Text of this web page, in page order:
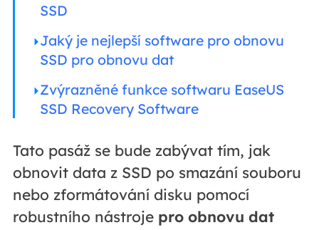
SSD
Jaký je nejlepší software pro obnovu
SSD pro obnovu dat
Zvýrazněné funkce softwaru EaseUS
SSD Recovery Software
Tato pasáž se bude zabývat tím, jak
obnovit data z SSD po smazání souboru
nebo zformátování disku pomocí
robustního nástroje pro obnovu dat